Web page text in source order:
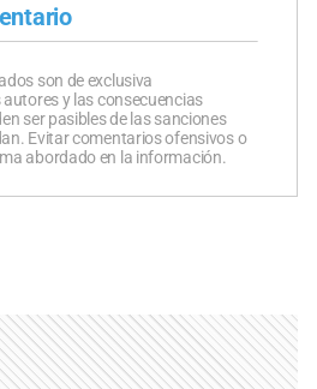
son de exclusiva
y las consecuencias
ser pasibles de las sanciones
Evitar comentarios ofensivos o
abordado en la información.